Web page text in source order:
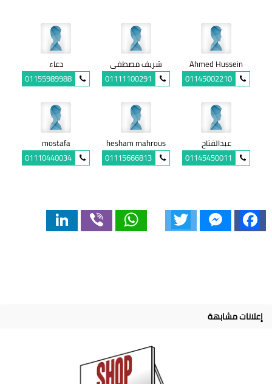
Ahmed Hussein
01145002210
شريف مصطفى
01111100291
دعاء
01155989988
عبدالفتاح
01145450011
hesham mahrous
01115666813
mostafa
01110440034
Facebook
Messenger
Twitter
WhatsApp
Viber
LinkedIn
إعلانات مشابهة